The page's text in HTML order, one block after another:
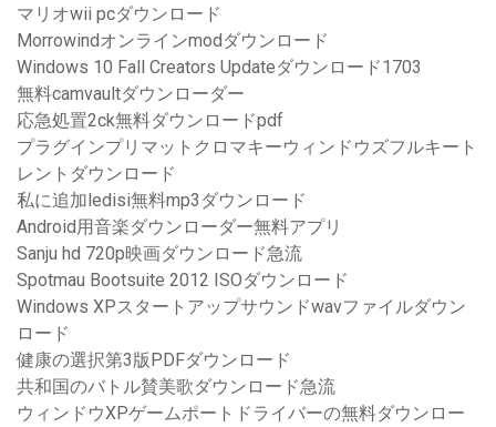
マリオwii pcダウンロード
Morrowindオンラインmodダウンロード
Windows 10 Fall Creators Updateダウンロード1703
無料camvaultダウンローダー
応急処置2ck無料ダウンロードpdf
プラグインプリマットクロマキーウィンドウズフルキート
レントダウンロード
私に追加ledisi無料mp3ダウンロード
Android用音楽ダウンローダー無料アプリ
Sanju hd 720p映画ダウンロード急流
Spotmau Bootsuite 2012 ISOダウンロード
Windows XPスタートアップサウンドwavファイルダウン
ロード
健康の選択第3版PDFダウンロード
共和国のバトル賛美歌ダウンロード急流
ウィンドウXPゲームポートドライバーの無料ダウンロー